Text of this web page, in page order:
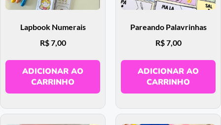
Lapbook Numerais
R$7,00
ADICIONAR AO
CARRINHO
Pareando Palavrinhas
R$7,00
ADICIONAR AO
CARRINHO